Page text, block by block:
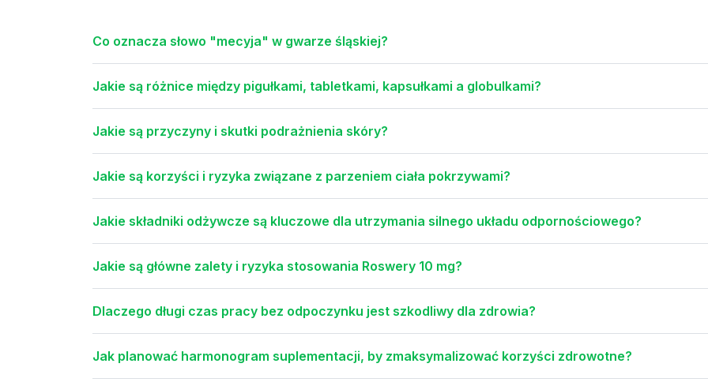
Co oznacza słowo "mecyja" w gwarze śląskiej?
Jakie są różnice między pigułkami, tabletkami, kapsułkami a globulkami?
Jakie są przyczyny i skutki podrażnienia skóry?
Jakie są korzyści i ryzyka związane z parzeniem ciała pokrzywami?
Jakie składniki odżywcze są kluczowe dla utrzymania silnego układu odpornościowego?
Jakie są główne zalety i ryzyka stosowania Roswery 10 mg?
Dlaczego długi czas pracy bez odpoczynku jest szkodliwy dla zdrowia?
Jak planować harmonogram suplementacji, by zmaksymalizować korzyści zdrowotne?